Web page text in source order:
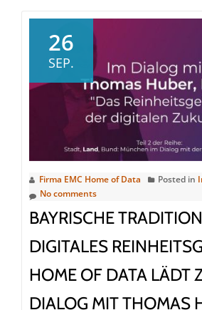
26
SEP.
Firma EMC Home of Data Posted in
No comments
BAYRISCHE
DIGITALES
HOME OF DATA LÄDT
DIALOG MIT THOMAS